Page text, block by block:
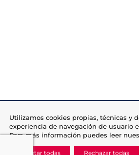
Utilizamos cookies propias, técnicas y
experiencia de navegación de usuario
Para más información puedes leer
Aceptar todas Rechazar todas